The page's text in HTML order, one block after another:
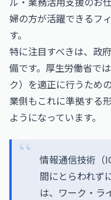
婦の方が活躍できるフ
す。
特に注目すべきは、政
備です。厚生労働省で
ク）を適正に行うため
業側もこれに準拠する
ようになっています。
情報通信技術（
間にとらわれず
は、ワーク・ラ